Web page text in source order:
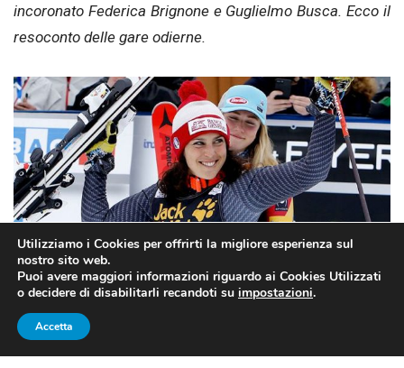
incoronato Federica Brignone e Guglielmo Busca. Ecco il
resoconto delle gare odierne.
Fonte foto: fisi.org
Utilizziamo i Cookies per offrirti la migliore esperienza sul
nostro sito web.
Puoi avere maggiori informazioni riguardo ai Cookies Utilizzati
o decidere di disabilitarli recandoti su impostazioni.
Accetta